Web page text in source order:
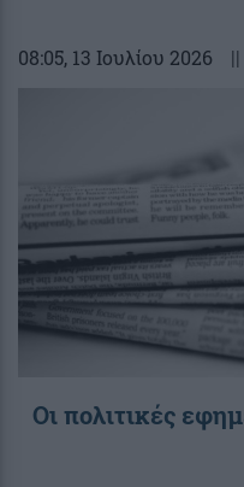
08:05, 13 Ιουλίου 2026 ||
Οι πολιτικές